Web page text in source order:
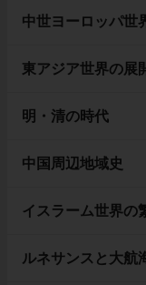
中世ヨーロッパ世
東アジア世界の展
明・清の時代
中国周辺地域史
イスラーム世界の
ルネサンスと大航